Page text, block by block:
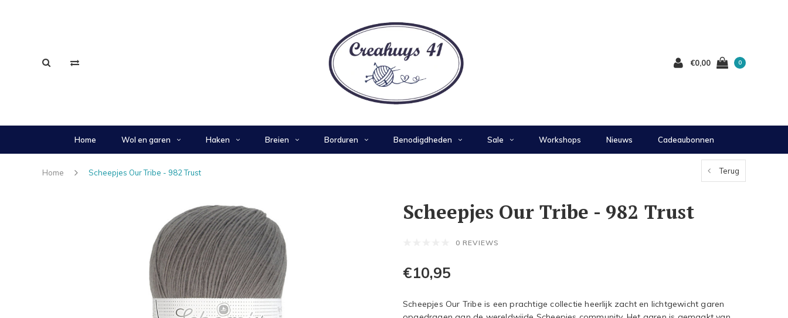
€0,00 0
Home Wol en garen Haken Breien Borduren Benodigdheden Sale Workshops Nieuws Cadeaubonnen
Home Scheepjes Our Tribe - 982 Trust Terug
Scheepjes Our Tribe - 982 Trust
0 REVIEWS
€10,95
Scheepjes Our Tribe is een prachtige collectie heerlijk zacht en lichtgewicht garen